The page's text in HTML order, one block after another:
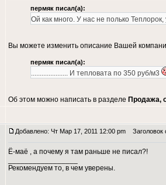
пермяк писал(а):
Ой как много. У нас не полько Теплорок,
Вы можете изменить описание Вашей
пермяк писал(а):
..................... И тепловата по 350 руб/м3
Об этом можно написать в разделе Продажа,
Добавлено: Чт Мар 17, 2011 12:00 pm Заголовок
Ё-маё , а почему я там раньше не писал?!
Рекомендуем то, в чем уверены.